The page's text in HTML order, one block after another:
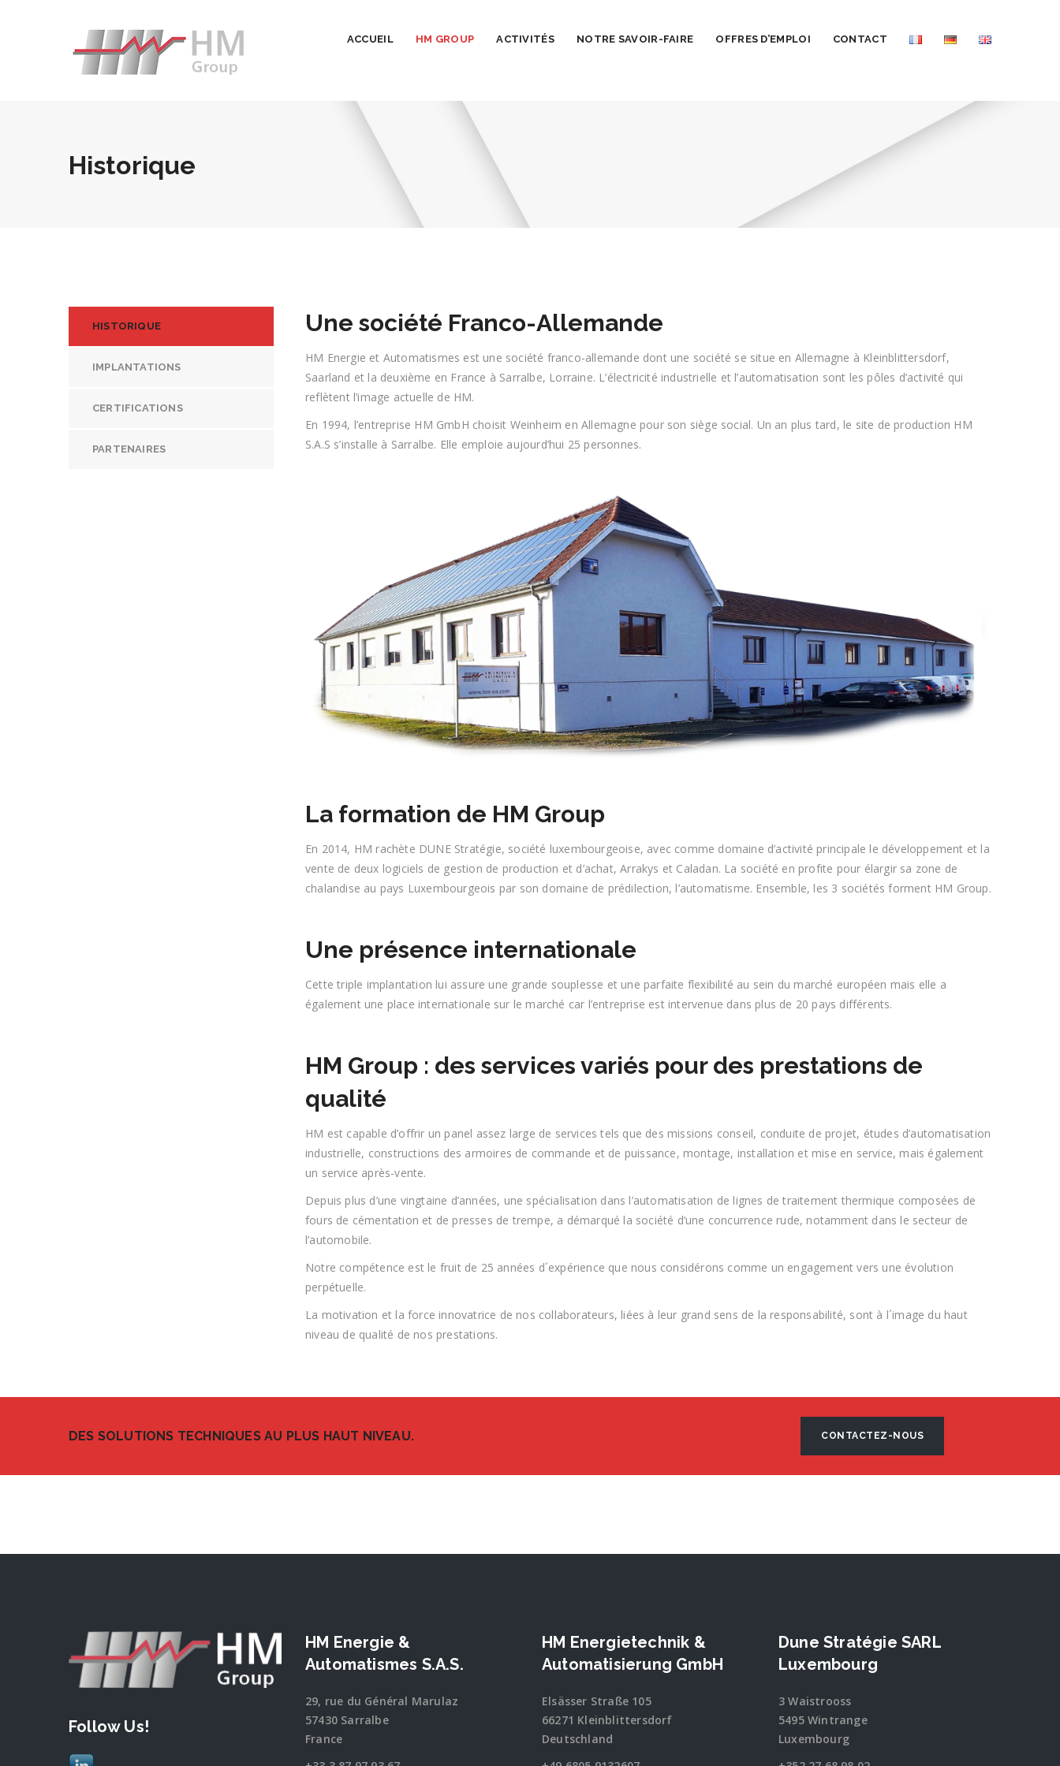
ACCUEIL HM GROUP ACTIVITÉS NOTRE SAVOIR-FAIRE OFFRES D’EMPLOI CONTACT
Historique
HISTORIQUE
IMPLANTATIONS
CERTIFICATIONS
PARTENAIRES
Une société Franco-Allemande
HM Energie et Automatismes est une société franco-allemande dont une société se situe en Allemagne à Kleinblittersdorf,
Saarland et la deuxième en France à Sarralbe, Lorraine. L’électricité industrielle et l’automatisation sont les pôles d’activité qui
reflètent l’image actuelle de HM.
En 1994, l’entreprise HM GmbH choisit Weinheim en Allemagne pour son siège social. Un an plus tard, le site de production HM
S.A.S s’installe à Sarralbe. Elle emploie aujourd’hui 25 personnes.
La formation de HM Group
En 2014, HM rachète DUNE Stratégie, société luxembourgeoise, avec comme domaine d’activité principale le développement et la
vente de deux logiciels de gestion de production et d’achat, Arrakys et Caladan. La société en profite pour élargir sa zone de
chalandise au pays Luxembourgeois par son domaine de prédilection, l’automatisme. Ensemble, les 3 sociétés forment HM Group.
Une présence internationale
Cette triple implantation lui assure une grande souplesse et une parfaite flexibilité au sein du marché européen mais elle a
également une place internationale sur le marché car l’entreprise est intervenue dans plus de 20 pays différents.
HM Group : des services variés pour des prestations de
qualité
HM est capable d’offrir un panel assez large de services tels que des missions conseil, conduite de projet, études d’automatisation
industrielle, constructions des armoires de commande et de puissance, montage, installation et mise en service, mais également
un service après-vente.
Depuis plus d’une vingtaine d’années, une spécialisation dans l’automatisation de lignes de traitement thermique composées de
fours de cémentation et de presses de trempe, a démarqué la société d’une concurrence rude, notamment dans le secteur de
l’automobile.
Notre compétence est le fruit de 25 années d´expérience que nous considérons comme un engagement vers une évolution
perpétuelle.
La motivation et la force innovatrice de nos collaborateurs, liées à leur grand sens de la responsabilité, sont à l´image du haut
niveau de qualité de nos prestations.
DES SOLUTIONS TECHNIQUES AU PLUS HAUT NIVEAU. CONTACTEZ-NOUS
Follow Us!
HM Energie &
Automatismes S.A.S.
29, rue du Général Marulaz
57430 Sarralbe
France
HM Energietechnik &
Automatisierung GmbH
Elsässer Straße 105
66271 Kleinblittersdorf
Deutschland
Dune Stratégie SARL
Luxembourg
3 Waistrooss
5495 Wintrange
Luxembourg